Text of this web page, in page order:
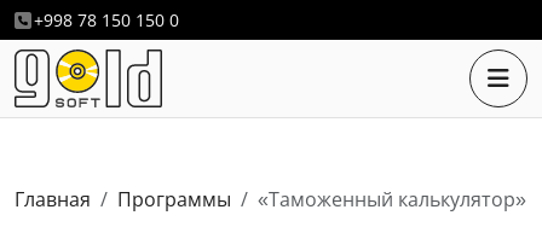
+998 78 150 150 0
Главная Программы «Таможенный калькулятор»